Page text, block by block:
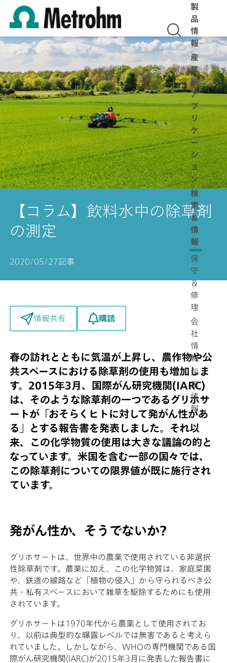
製
品
情
報
産
業
別
ア
プ
リ
ケ
ー
シ
ョ
ン
検
索
＆
情
報
保
守
＆
修
理
会
社
情
報
採
用
情
報
【コラム】飲料水中の除草剤
の測定
2020/05/27記事
情報共有 購読
春の訪れとともに気温が上昇し、農作物や公
共スペースにおける除草剤の使用も増加しま
す。2015年3月、国際がん研究機関(IARC)
は、そのような除草剤の一つであるグリホサ
ートが「おそらくヒトに対して発がん性があ
る」とする報告書を発表しました。それ以
来、この化学物質の使用は大きな議論の的と
なっています。米国を含む一部の国々では、
この除草剤についての限界値が既に施行され
ています。
発がん性か、そうでないか?
グリホサートは、世界中の農業で使用されている非選択
性除草剤です。農業に加え、この化学物質は、家庭菜園
や、鉄道の線路など「植物の侵入」から守られるべき公
共・私有スペースにおいて雑草を駆除するためにも使用
されています。
グリホサートは1970年代から農薬として使用されてお
り、以前は典型的な曝露レベルでは無害であると考えら
れていました。しかしながら、WHOの専門機関である国
際がん研究機関(IARC)が2015年3月に発表した報告書に